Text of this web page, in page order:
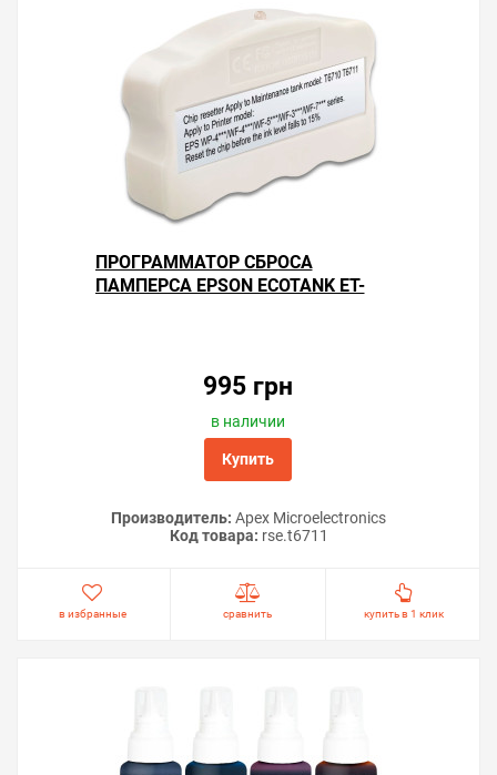
ПРОГРАММАТОР СБРОСА
ПАМПЕРСА EPSON ECOTANK ET-
995 грн
в наличии
Купить
Производитель: Apex Microelectronics
Код товара: rse.t6711
в избранные сравнить купить в 1 клик